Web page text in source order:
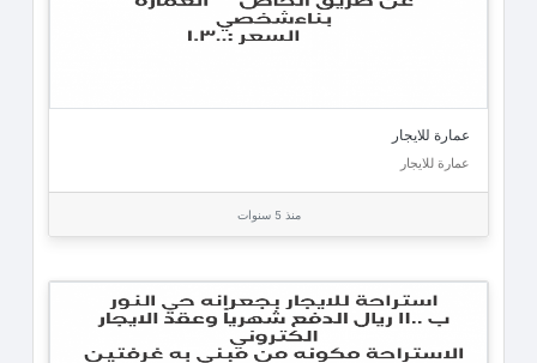
عمارة للايجار
عمارة للايجار
منذ 5 سنوات